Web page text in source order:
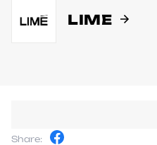
LIME
Share: